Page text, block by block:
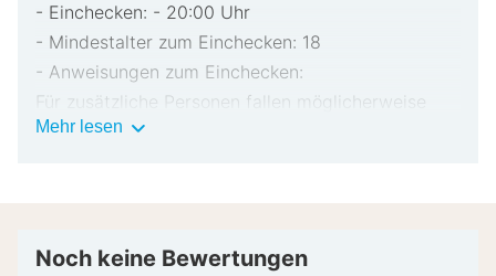
- Einchecken: - 20:00 Uhr
- Mindestalter zum Einchecken: 18
- Anweisungen zum Einchecken:
Für zusätzliche Personen fallen möglicherweise
Gebühren an, die abhängig von den Bestimmungen
bar für unvorhergesehene Aufwendungen verlangt.
Mehr lesen Wichtige
Noch keine Bewertungen